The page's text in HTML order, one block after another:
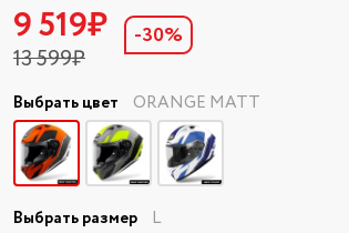
9 519₽
13 599₽
-30%
Выбрать цвет ORANGE MATT
Выбрать размер L